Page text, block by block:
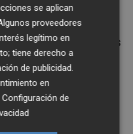
según el
bien optimistas, lo
compresión de los
sobre las
conlleva riesgos a
salir mejor
divisas, la alta
puede
se aplican
proveedores
legítimo en
tiene derecho a
de publicidad.
en
Configuración de